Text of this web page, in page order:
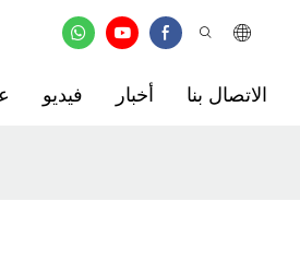
فيديو أخبار الاتصال بنا